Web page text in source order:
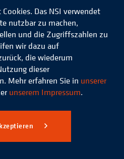
Das
NSI
auf
Instagram
Das
Xing
kommunale
Impressum
Das NSI verwendet
nutzbar zu machen,
und die Zugriffszahlen zu
wir dazu auf
die wiederum
dieser
Mehr erfahren Sie in unserer
unserem Impressum.